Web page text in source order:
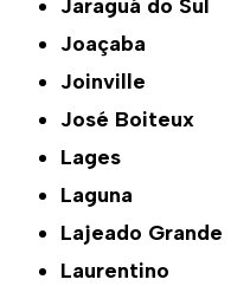
Jaraguá do Sul
Joaçaba
Joinville
José Boiteux
Lages
Laguna
Lajeado Grande
Laurentino